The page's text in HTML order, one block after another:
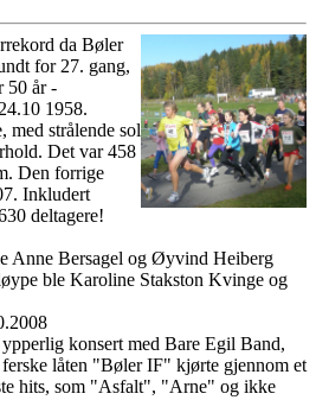
da Bøler
for 27. gang,
50 år -
1958.
med strålende sol
Det var 458
Den forrige
Inkludert
deltagere!
Anne Bersagel og Øyvind Heiberg
ble Karoline Stakston Kvinge og
konsert med Bare Egil Band,
låten "Bøler IF" kjørte gjennom et
hits, som "Asfalt", "Arne" og ikke